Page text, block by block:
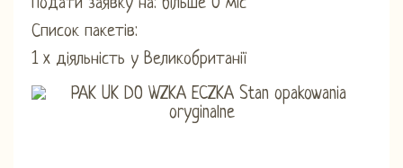
Подати заявку на: більше 0 міс
Список пакетів:
1 x діяльність у Великобританії